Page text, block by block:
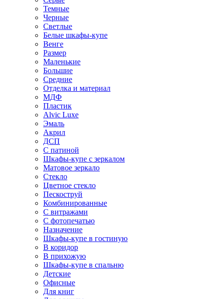
Темные
Черные
Светлые
Белые шкафы-купе
Венге
Размер
Маленькие
Большие
Средние
Отделка и материал
МДФ
Пластик
Alvic Luxe
Эмаль
Акрил
ДСП
С патиной
Шкафы-купе с зеркалом
Матовое зеркало
Стекло
Цветное стекло
Пескоструй
Комбинированные
С витражами
С фотопечатью
Назначение
Шкафы-купе в гостиную
В коридор
В прихожую
Шкафы-купе в спальню
Детские
Офисные
Для книг